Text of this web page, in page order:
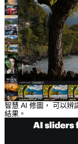
智慧 AI 修圖， 可以辨
結果。